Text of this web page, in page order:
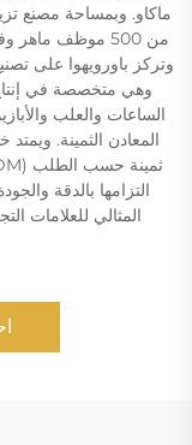
وتركز باورويهوا على
وهي متخصصة في
المعادن الثمينة.
التزامها بالدقة
المثالي للعلامات